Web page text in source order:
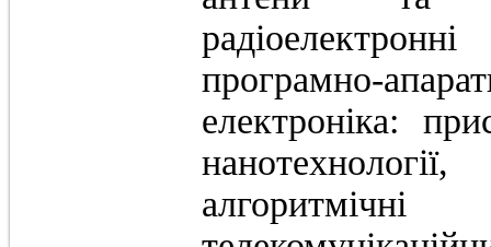
програмно-
електроніка: